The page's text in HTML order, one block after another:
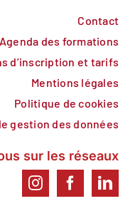
Contact
Agenda des formations
d’inscription et tarifs
Mentions légales
Politique de cookies
gestion des données
sur les réseaux